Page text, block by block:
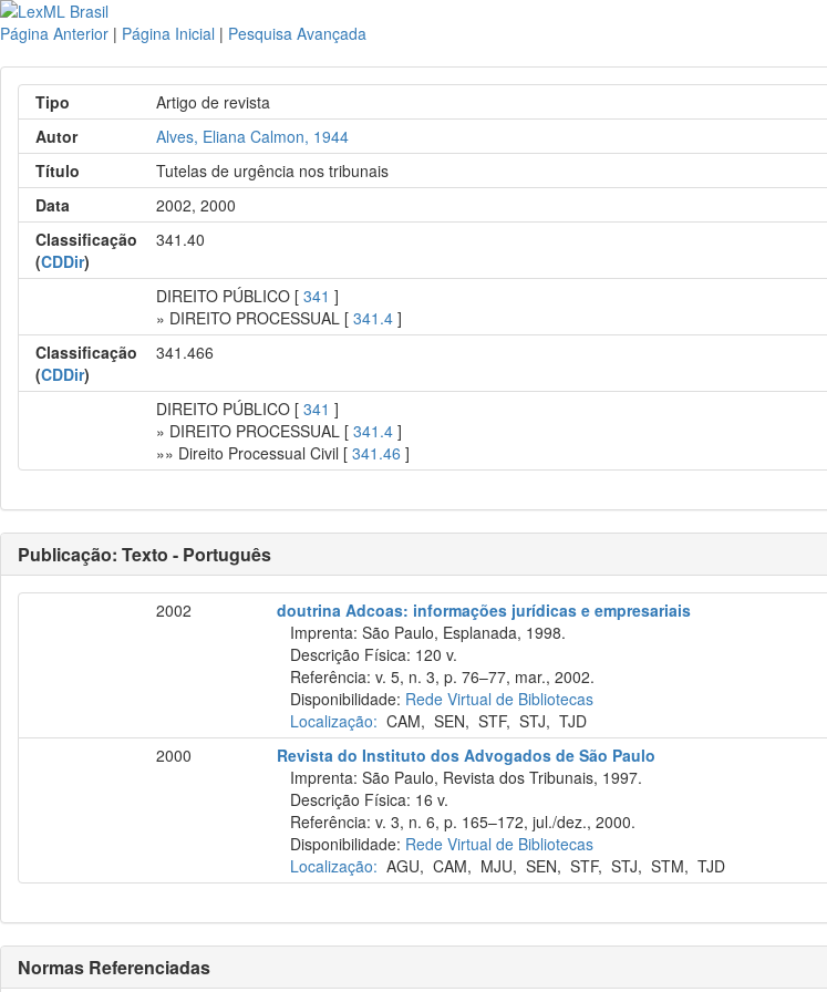
Página Anterior | Página Inicial | Pesquisa Avançada
Tipo
Artigo de revista
Autor
Alves, Eliana Calmon, 1944
Título
Tutelas de urgência nos tribunais
Data
2002, 2000
Classificação
(CDDir)
341.40
DIREITO PÚBLICO [341 ]
» DIREITO PROCESSUAL [341.4 ]
Classificação
(CDDir)
341.466
DIREITO PÚBLICO [341 ]
» DIREITO PROCESSUAL [341.4 ]
»» Direito Processual Civil [341.46 ]
Publicação: Texto - Português
2002
doutrina Adcoas: informações jurídicas e empresariais
Imprenta: São Paulo, Esplanada, 1998.
Descrição Física: 120 v.
Referência: v. 5, n. 3, p. 76–77, mar., 2002.
Disponibilidade: Rede Virtual de Bibliotecas
Localização: CAM,SEN,STF,STJ,TJD
2000
Revista do Instituto dos Advogados de São Paulo
Imprenta: São Paulo, Revista dos Tribunais, 1997.
Descrição Física: 16 v.
Referência: v. 3, n. 6, p. 165–172, jul./dez., 2000.
Disponibilidade: Rede Virtual de Bibliotecas
Localização: AGU,CAM, MJU,SEN,STF,STJ,STM,TJD
Normas Referenciadas